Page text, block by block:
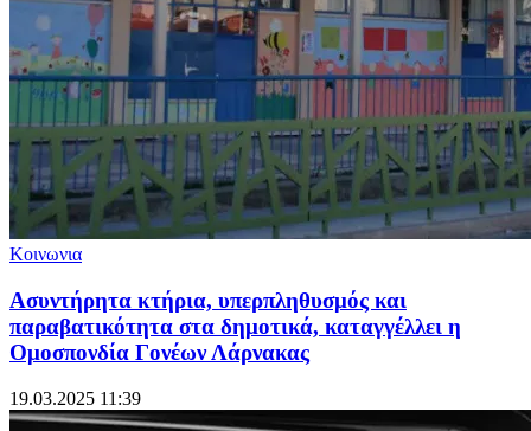
Κοινωνια
Ασυντήρητα κτήρια, υπερπληθυσμός και
παραβατικότητα στα δημοτικά, καταγγέλλει η
Ομοσπονδία Γονέων Λάρνακας
19.03.2025 11:39